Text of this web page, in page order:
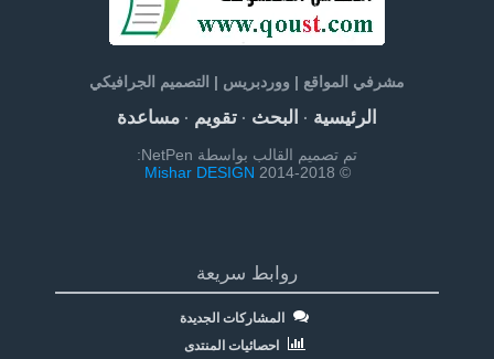
مشرفي المواقع | ووردبريس | التصميم الجرافيكي
الرئيسية· البحث· تقويم· مساعدة
تم تصميم القالب بواسطة NetPen:
© 2014-2018
Mishar DESIGN
روابط سريعة
المشاركات الجديدة
احصائيات المنتدى